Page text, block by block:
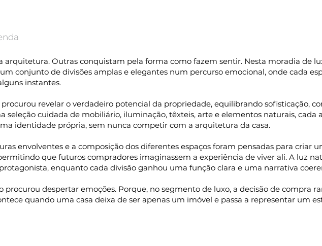
arquitetura. Outras conquistam pela forma como fazem sentir. Nesta moradia de
conjunto de divisões amplas e elegantes num percurso emocional, onde cada
instantes.
revelar o verdadeiro potencial da propriedade, equilibrando sofisticação,
seleção cuidada de mobiliário, iluminação, têxteis, arte e elementos naturais, cada
identidade própria, sem nunca competir com a arquitetura da casa.
envolventes e a composição dos diferentes espaços foram pensadas para criar
que futuros compradores imaginassem a experiência de viver ali. A luz
enquanto cada divisão ganhou uma função clara e uma narrativa
procurou despertar emoções. Porque, no segmento de luxo, a decisão de compra
quando uma casa deixa de ser apenas um imóvel e passa a representar um